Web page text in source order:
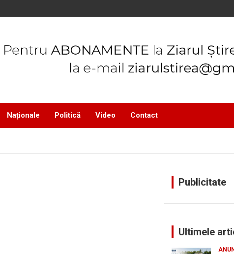
Naționale Politică Video Contact
Publicitate
Ultimele